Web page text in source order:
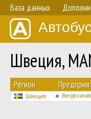
База данных
Швеция,
Регион
Швеция